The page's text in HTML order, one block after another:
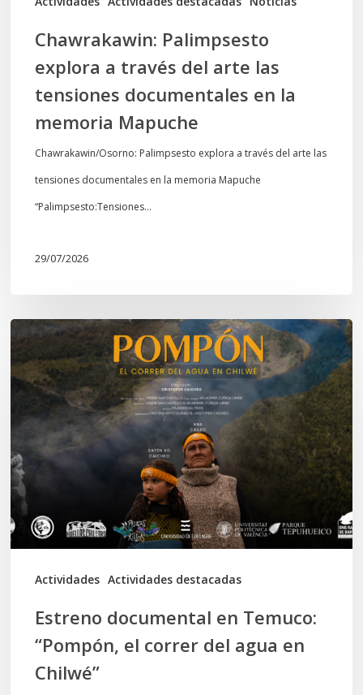
memoria
Mapuche
Chawrakawin: Palimpsesto
explora a través del arte las
tensiones documentales en la
memoria Mapuche
Chawrakawin/Osorno: Palimpsesto explora a través del arte las
tensiones documentales en la memoria Mapuche
“Palimpsesto:Tensiones…
29/07/2026
Actividades Actividades destacadas
Estreno
documental
en
Temuco:
“Pompón,
el
correr
del
agua
Estreno documental en Temuco:
“Pompón, el correr del agua en
Chilwé”